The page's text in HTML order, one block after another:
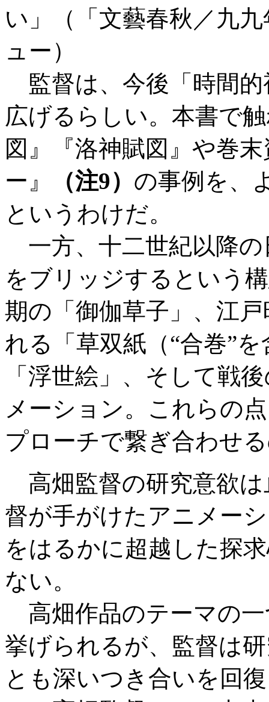
い」（「文藝春秋／九
ュー）
監督は、今後「時間的
広げるらしい。本書で
図』『洛神賦図』や巻
ー』
（注9） の事例を、
というわけだ。
一方、十二世紀以降
をブリッジするという
期の「御伽草子」、江
れる「草双紙（“合巻”
「浮世絵」、そして戦
メーション。これらの
プローチで繋ぎ合わせ
高畑監督の研究意欲
督が手がけたアニメー
をはるかに超越した探
ない。
高畑作品のテーマの
挙げられるが、監督は
とも深いつき合いを回